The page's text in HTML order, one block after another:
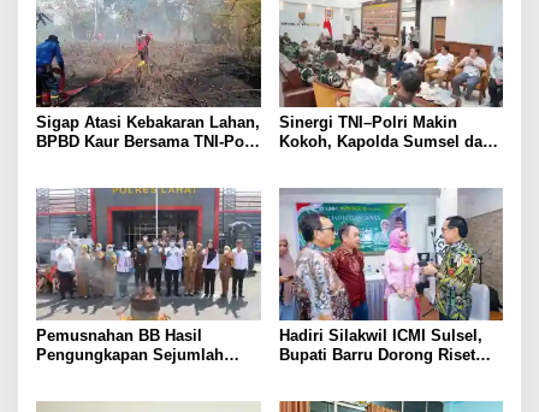
Sigap Atasi Kebakaran Lahan,
BPBD Kaur Bersama TNI-Polri
Sinergi TNI–Polri Makin
Kokoh, Kapolda Sumsel dan
Pemusnahan BB Hasil
Pengungkapan Sejumlah
Hadiri Silakwil ICMI Sulsel,
Bupati Barru Dorong Riset